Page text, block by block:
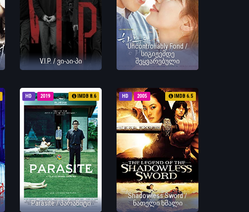
V.I.P. / ვი-აი-პი
Uncontrollably Fond /
სიგიჟემდე
შეყვარებული
HD 2019 IMDB 8.6
Parasite / პარაზიტი
HD 2005 IMDB 6.5
Shadowless Sword /
ნათელი ხმალი